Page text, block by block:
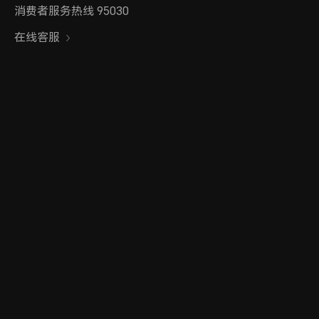
消费者服务热线 95030
在线客服